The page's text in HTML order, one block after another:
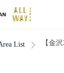
List 【金